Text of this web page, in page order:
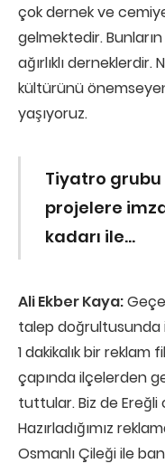
çok dernek ve
gelmektedir.
ağırlıklı
kültürünü
yaşıyoruz.
Tiyatro grubu
projelere
kadarı ile…
Ali Ekber Kaya:
talep doğrultusunda
1 dakikalık bir reklam
çapında ilçelerden
tuttular. Biz de Ereğli
Hazırladığımız
Osmanlı Çileği ile